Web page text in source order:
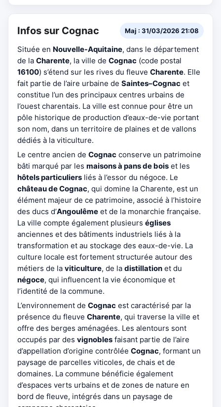
Infos sur Cognac Maj : 31/03/2026 21:08
Située en Nouvelle-Aquitaine, dans le département
de la Charente, la ville de Cognac (code postal
16100) s’étend sur les rives du fleuve Charente. Elle
fait partie de l’aire urbaine de Saintes–Cognac et
constitue l’un des principaux centres urbains de
l’ouest charentais. La ville est connue pour être un
pôle historique de production d’eaux-de-vie portant
son nom, dans un territoire de plaines et de vallons
dédiés à la viticulture.
Le centre ancien de Cognac conserve un patrimoine
bâti marqué par les maisons à pans de bois et les
hôtels particuliers liés à l’essor du négoce. Le
château de Cognac, qui domine la Charente, est un
élément majeur de ce patrimoine, associé à l’histoire
des ducs d’Angoulême et de la monarchie française.
La ville compte également plusieurs églises
anciennes et des bâtiments industriels liés à la
transformation et au stockage des eaux-de-vie. La
culture locale est fortement structurée autour des
métiers de la viticulture, de la distillation et du
négoce, qui influencent la vie économique et
l’identité de la commune.
L’environnement de Cognac est caractérisé par la
présence du fleuve Charente, qui traverse la ville et
offre des berges aménagées. Les alentours sont
occupés par des vignobles faisant partie de l’aire
d’appellation d’origine contrôlée Cognac, formant un
paysage de parcelles viticoles, de chais et de
domaines. La commune bénéficie également
d’espaces verts urbains et de zones de nature en
bord de fleuve, intégrés dans un paysage de